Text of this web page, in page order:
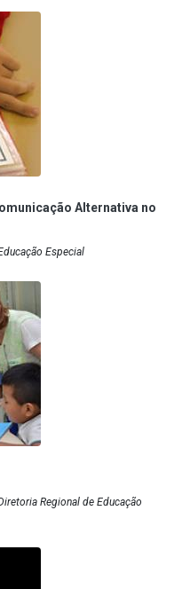
Alternativa no
Especial
Regional de Educação